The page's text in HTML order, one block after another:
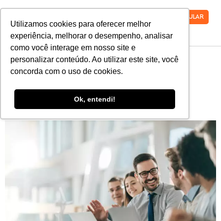
Utilizamos cookies para oferecer melhor
experiência, melhorar o desempenho, analisar
como você interage em nosso site e
personalizar conteúdo. Ao utilizar este site, você
concorda com o uso de cookies.
Ok, entendi!
VESTIBULAR
Carreira em Y: conheça o
conceito e por que você
deve considerar